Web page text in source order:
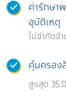
ค่ารักษา
อุบัติเหตุ
ไม่จำกัดจ
คุ้มครอง
สูงสุด